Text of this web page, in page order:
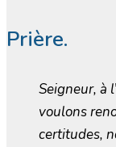
Prière.
Seigneur, à
voulons
certitudes,